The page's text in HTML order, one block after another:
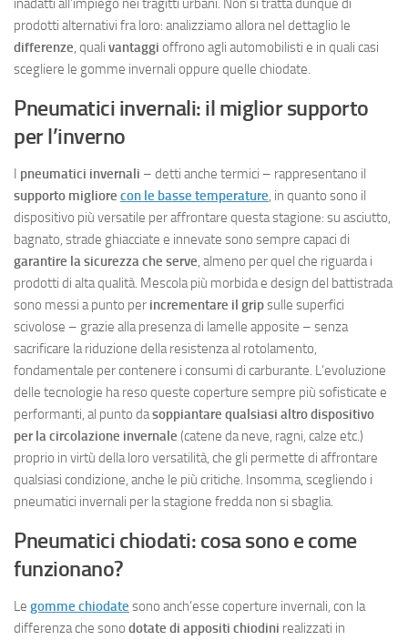
prodotti alternativi fra loro: analizziamo allora nel dettaglio le
differenze , quali vantaggi offrono agli automobilisti e in quali casi
scegliere le gomme invernali oppure quelle chiodate.
Pneumatici invernali: il miglior supporto
per l’inverno
I pneumatici invernali – detti anche termici – rappresentano il
supporto migliore con le basse temperature , in quanto sono il
dispositivo più versatile per affrontare questa stagione: su asciutto,
bagnato, strade ghiacciate e innevate sono sempre capaci di
garantire la sicurezza che serve , almeno per quel che riguarda i
prodotti di alta qualità. Mescola più morbida e design del battistrada
sono messi a punto per incrementare il gripsulle superfici
scivolose – grazie alla presenza di lamelle apposite – senza
sacrificare la riduzione della resistenza al rotolamento,
fondamentale per contenere i consumi di carburante. L’evoluzione
delle tecnologie ha reso queste coperture sempre più sofisticate e
performanti, al punto dasoppiantare qualsiasi altro dispositivo
per la circolazione invernale (catene da neve, ragni, calze etc.)
proprio in virtù della loro versatilità, che gli permette di affrontare
qualsiasi condizione, anche le più critiche. Insomma, scegliendo i
pneumatici invernali per la stagione fredda non si sbaglia.
Pneumatici chiodati: cosa sono e come
funzionano?
Le gomme chiodate sono anch’esse coperture invernali, con la
differenza che sono dotate di appositi chiodini realizzati in